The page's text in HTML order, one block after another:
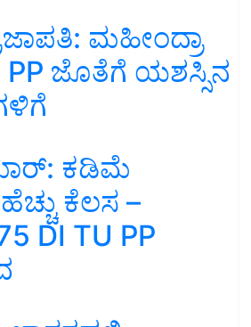
ಮಹೀಂದ್ರಾ
PP ಜೊತೆಗೆ ಯಶಸ್ಸಿನ
ಕಡಿಮೆ
ಕೆಲಸ –
DI TU PP